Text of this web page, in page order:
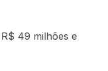
49 milhões e